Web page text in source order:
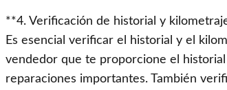
**4. Verificación de historial y
Es esencial verificar el historial y el
vendedor que te proporcione el
reparaciones importantes. También